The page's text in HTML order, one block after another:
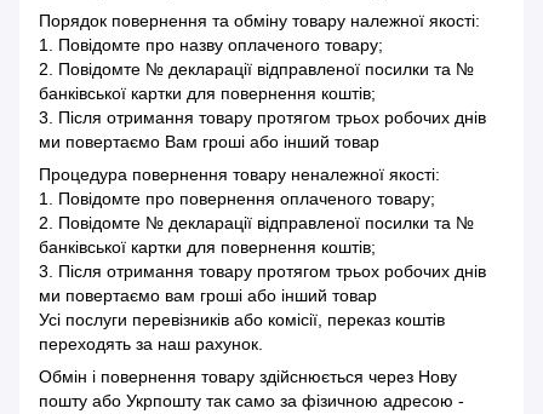
Порядок повернення та обміну товару належної якості:
1. Повідомте про назву оплаченого товару;
2. Повідомте № декларації відправленої посилки та №
банківської картки для повернення коштів;
3. Після отримання товару протягом трьох робочих днів
ми повертаємо Вам гроші або інший товар
Процедура повернення товару неналежної якості:
1. Повідомте про повернення оплаченого товару;
2. Повідомте № декларації відправленої посилки та №
банківської картки для повернення коштів;
3. Після отримання товару протягом трьох робочих днів
ми повертаємо вам гроші або інший товар
Усі послуги перевізників або комісії, переказ коштів
переходять за наш рахунок.
Обмін і повернення товару здійснюється через Нову
пошту або Укрпошту так само за фізичною адресою -